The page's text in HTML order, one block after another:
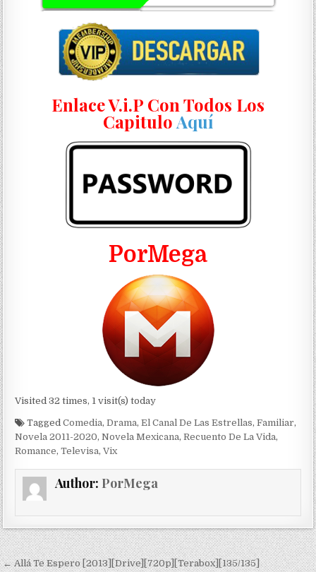
Enlace V.i.P Con Todos Los
Capitulo Aquí
PorMega
Visited 32 times, 1 visit(s) today
TaggedComedia,Drama,El Canal De Las Estrellas,Familiar,
Novela 2011-2020,Novela Mexicana,Recuento De La Vida,
Romance,Televisa,Vix
Author: PorMega
Navegación de entradas
← Allá Te Espero [2013][Drive][720p][Terabox][135/135]